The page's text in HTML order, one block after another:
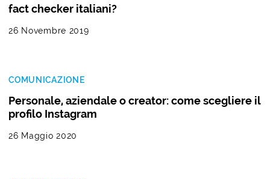
fact checker italiani?
26 Novembre 2019
COMUNICAZIONE
Personale, aziendale o creator: come scegliere il
profilo Instagram
26 Maggio 2020